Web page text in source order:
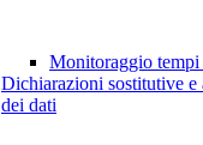
Monitoraggio tempi
Dichiarazioni sostitutive
dei dati